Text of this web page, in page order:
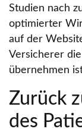
Studien nach
optimierter
auf der
Versicherer
übernehmen
Zurück
des